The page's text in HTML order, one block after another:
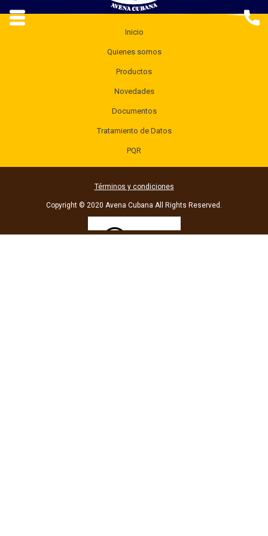
Inicio
Quienes somos
Productos
Novedades
Documentos
Tratamiento de Datos
PQR
Términos y condiciones
Copyright © 2020 Avena Cubana All Rights Reserved.